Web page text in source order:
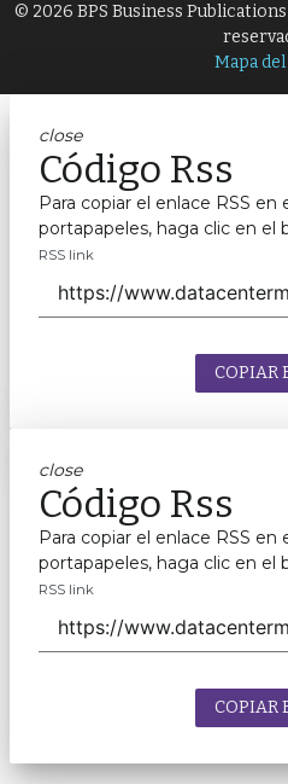
© 2026 BPS Business
Mapa
close
Código Rss
Para copiar el enlace RSS en
portapapeles, haga clic en el
RSS link
COPIAR
close
Código Rss
Para copiar el enlace RSS en
portapapeles, haga clic en el
RSS link
COPIAR